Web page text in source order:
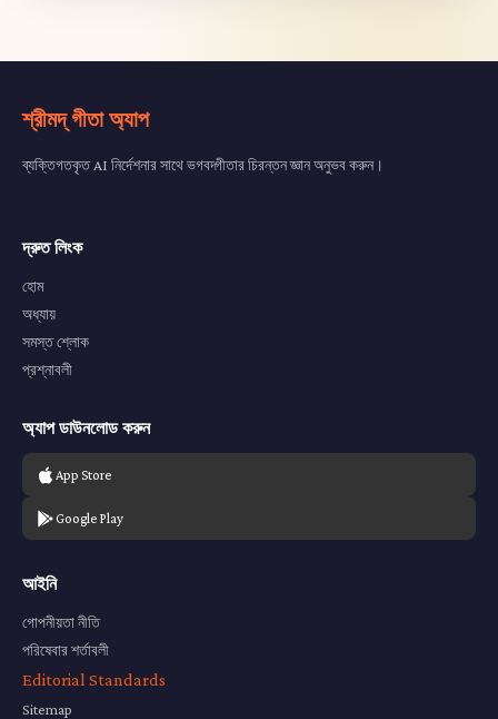
শ্রীমদ্ গীতা অ্যাপ
ব্যক্তিগতকৃত AI নির্দেশনার সাথে ভগবদ্গীতার চিরন্তন জ্ঞান অনুভব করুন।
দ্রুত লিংক
হোম
অধ্যায়
সমস্ত শ্লোক
প্রশ্নাবলী
অ্যাপ ডাউনলোড করুন
App Store
Google Play
আইনি
গোপনীয়তা নীতি
পরিষেবার শর্তাবলী
Editorial Standards
Sitemap